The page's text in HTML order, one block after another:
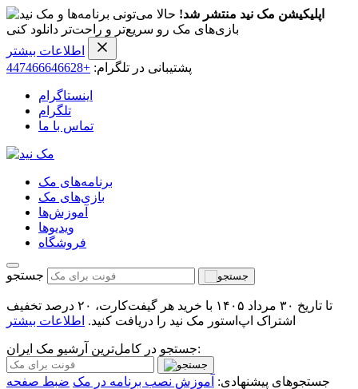
اپلیکیشن مک نید منتشر شد! حالا می‌تونی برنامه‌ها و
بازی‌های مک رو سریع‌تر و راحت‌تر دانلود کنی
اطلاعات بیشتر
پشتیبانی در تلگرام: +447466646628
اینستاگرام
تلگرام
تماس با ما
برنامه‌های مک
بازی‌های مک
آموزش‌ها
ویدیو‌ها
فروشگاه
جستجو
تا تاریخ ۳۰ مرداد ۱۴۰۵ با خرید هر گیفت‌کارت، ۲۰ درصد تخفیف
اشتراک اپ‌استور مک نید را دریافت کنید. اطلاعات بیشتر
جستجو در کامل‌ترین آرشیو مک ایران:
جستجوهای پیشنهادی: آموزش نصب برنامه در مک ضبط صفحه